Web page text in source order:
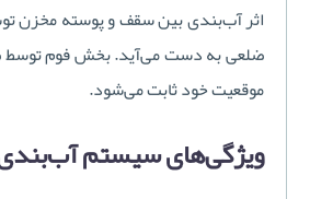
اثر آب‌بندی بین سقف و پوسته
ضلعی به دست می‌آید. بخش فوم توسط
موقعیت خود ثابت می‌شود.
ویژگی‌های سیستم